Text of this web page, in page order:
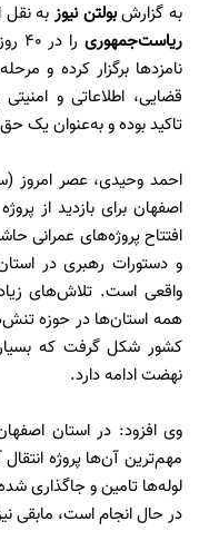
به گزارشبولتن نیوزبه نقل
ریاست‌جمهوری را در ۴۰ روز در کمال
نامزدها برگزار کرده و
قضایی، اطلاعاتی و
تاکید بوده و به‌عنوان یک
احمد وحیدی، عصر امروز
اصفهان برای بازدید از
افتتاح پروژه‌های عمرانی
و دستورات رهبری در
واقعی است. تلاش‌های
همه استان‌ها در حوزه
کشور شکل گرفت که
نهضت ادامه دارد.
وی افزود: در استان
مهم‌ترین آن‌ها پروژه
در حال انجام است، مابقی